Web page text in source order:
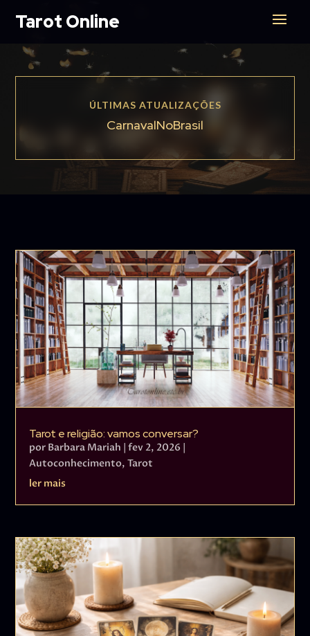
Tarot Online
ÚLTIMAS ATUALIZAÇÕES
CarnavalNoBrasil
Tarot e religião: vamos conversar?
por Barbara Mariah |fev 2, 2026 |
Autoconhecimento,Tarot
ler mais